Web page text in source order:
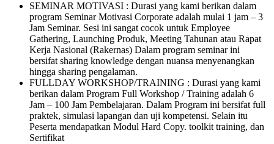
SEMINAR MOTIVASI : Durasi yang kami berikan dalam
program Seminar Motivasi Corporate adalah mulai 1 jam – 3
Jam Seminar. Sesi ini sangat cocok untuk Employee
Gathering, Launching Produk, Meeting Tahunan atau Rapat
Kerja Nasional (Rakernas) Dalam program seminar ini
bersifat sharing knowledge dengan nuansa menyenangkan
hingga sharing pengalaman.
FULLDAY WORKSHOP/TRAINING : Durasi yang kami
berikan dalam Program Full Workshop / Training adalah 6
Jam – 100 Jam Pembelajaran. Dalam Program ini bersifat full
praktek, simulasi lapangan dan uji kompetensi. Selain itu
Peserta mendapatkan Modul Hard Copy. toolkit training, dan
Sertifikat